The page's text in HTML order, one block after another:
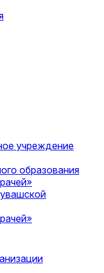
учреждение
образования